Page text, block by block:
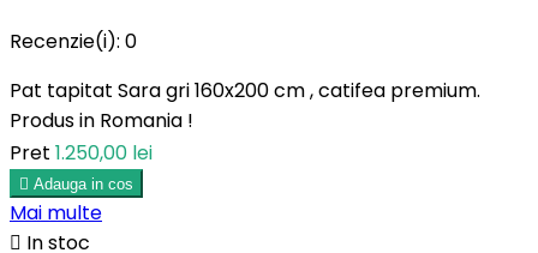
Recenzie(i): 0
Pat tapitat Sara gri 160x200 cm , catifea premium.
Produs in Romania !
Pret 1.250,00 lei
 Adauga in cos
Mai multe
 In stoc